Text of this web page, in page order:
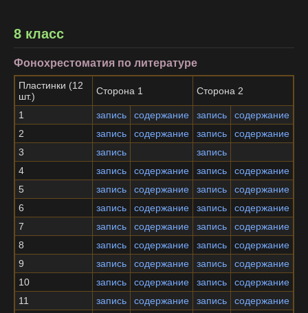
8 класс
Фонохрестоматия по литературе
Пластинки (12
шт.)
Сторона 1 Сторона 2
1 запись содержание запись
содержание
2
запись содержание запись
содержание
3
запись
запись
4
запись содержание запись
содержание
5
запись содержание запись
содержание
6
запись содержание запись
содержание
7
запись содержание запись
содержание
8
запись содержание запись
содержание
9
запись содержание запись
содержание
10
запись содержание запись
содержание
11
запись содержание запись
содержание